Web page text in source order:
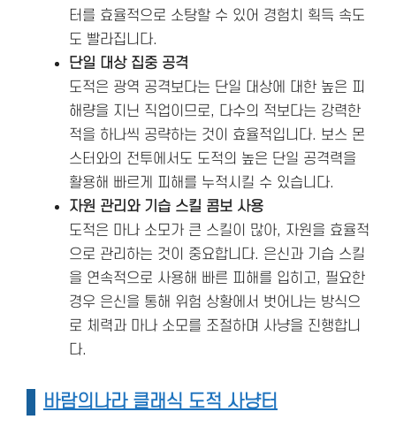
터를 효율적으로 소탕할 수 있어 경험치 획득 속도
도 빨라집니다.
단일 대상 집중 공격
도적은 광역 공격보다는 단일 대상에 대한 높은 피
해량을 지닌 직업이므로, 다수의 적보다는 강력한
적을 하나씩 공략하는 것이 효율적입니다. 보스 몬
스터와의 전투에서도 도적의 높은 단일 공격력을
활용해 빠르게 피해를 누적시킬 수 있습니다.
자원 관리와 기습 스킬 콤보 사용
도적은 마나 소모가 큰 스킬이 많아, 자원을 효율적
으로 관리하는 것이 중요합니다. 은신과 기습 스킬
을 연속적으로 사용해 빠른 피해를 입히고, 필요한
경우 은신을 통해 위험 상황에서 벗어나는 방식으
로 체력과 마나 소모를 조절하며 사냥을 진행합니
다.
바람의나라 클래식 도적 사냥터